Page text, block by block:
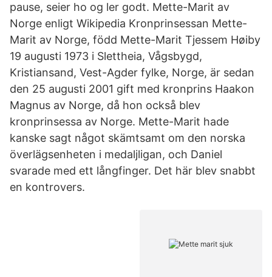
pause, seier ho og ler godt. Mette-Marit av
Norge enligt Wikipedia Kronprinsessan Mette-
Marit av Norge, född Mette-Marit Tjessem Høiby
19 augusti 1973 i Slettheia, Vågsbygd,
Kristiansand, Vest-Agder fylke, Norge, är sedan
den 25 augusti 2001 gift med kronprins Haakon
Magnus av Norge, då hon också blev
kronprinsessa av Norge. Mette-Marit hade
kanske sagt något skämtsamt om den norska
överlägsenheten i medaljligan, och Daniel
svarade med ett långfinger. Det här blev snabbt
en kontrovers.